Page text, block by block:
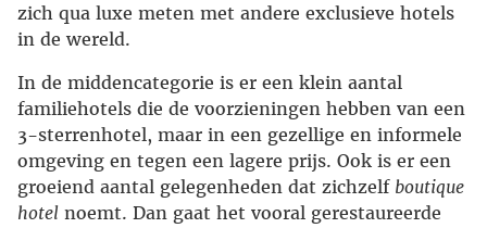
zich qua luxe meten met andere exclusieve hotels
in de wereld.
In de middencategorie is er een klein aantal
familiehotels die de voorzieningen hebben van een
3-sterrenhotel, maar in een gezellige en informele
omgeving en tegen een lagere prijs. Ook is er een
groeiend aantal gelegenheden dat zichzelf boutique
hotel noemt. Dan gaat het vooral gerestaureerde